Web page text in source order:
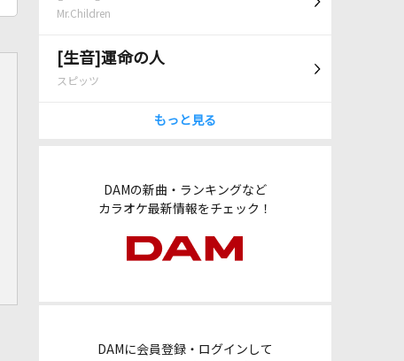
Mr.Children
[生音]運命の人
スピッツ
もっと見る
DAMの新曲・ランキングなど
カラオケ最新情報をチェック！
DAMに会員登録・ログインして